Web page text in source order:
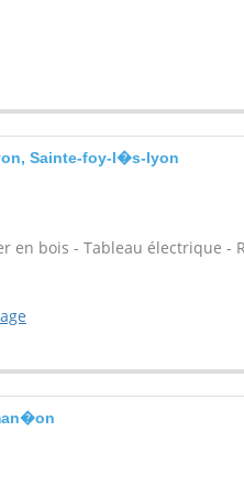
Sainte-foy-l�s-lyon
en bois - Tableau électrique -